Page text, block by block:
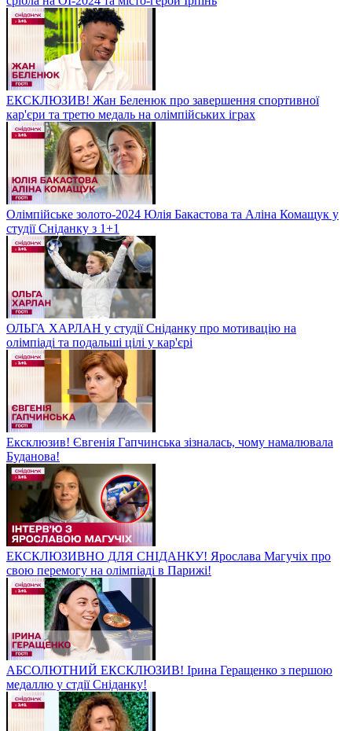
ЕКСКЛЮЗИВ! Жан Беленюк про завершення спортивної
кар'єри та третю медаль на олімпійських іграх
Олімпійське золото-2024 Юлія Бакастова та Аліна Комащук у
студії Сніданку з 1+1
ОЛЬГА ХАРЛАН у студії Сніданку про мотивацію на
олімпіаді та подальші цілі у кар'єрі
Ексклюзив! Євгенія Гапчинська зізналась, чому намалювала
Буданова!
ЕКСКЛЮЗИВНО ДЛЯ СНІДАНКУ! Ярослава Магучіх про
свою перемогу на олімпіаді в Парижі!
АБСОЛЮТНИЙ ЕКСКЛЮЗИВ! Ірина Геращенко з першою
медаллю у стдії Сніданку!